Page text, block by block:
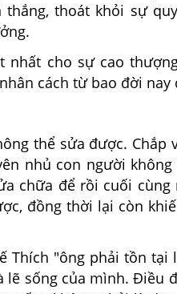
thắng, thoát khỏi sự
nhất cho sự cao
cách từ bao đời nay
thể sửa được. Chắp
nhủ con người
chữa để rồi cuối
đồng thời lại còn
Thích "ông phải tồn tại
lẽ sống của mình. Điều